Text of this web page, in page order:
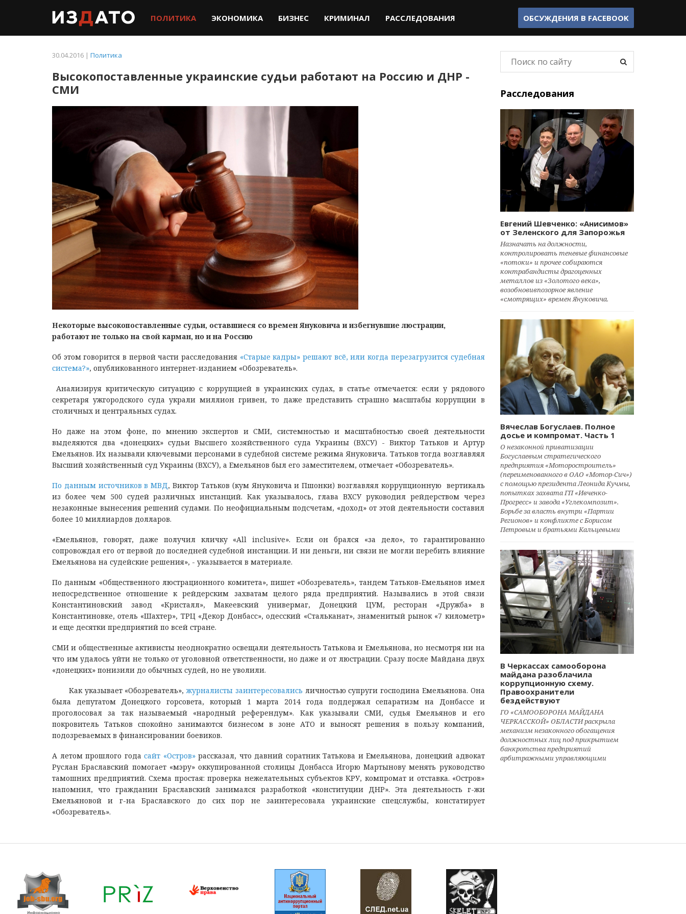
ПОЛИТИКА ЭКОНОМИКА БИЗНЕС КРИМИНАЛ РАССЛЕДОВАНИЯ ОБСУЖДЕНИЯ В FACEBOOK
30.04.2016 | Политика
Высокопоставленные украинские судьи работают на Россию и ДНР -
СМИ
Некоторые высокопоставленные судьи, оставшиеся со времен Януковича и избегнувшие люстрации,
работают не только на свой карман, но и на Россию
Об этом говорится в первой части расследования «Старые кадры» решают всё, или когда перезагрузится судебная
система?», опубликованного интернет-изданием «Обозреватель».
Анализируя критическую ситуацию с коррупцией в украинских судах, в статье отмечается: если у рядового
секретаря ужгородского суда украли миллион гривен, то даже представить страшно масштабы коррупции в
столичных и центральных судах.
Но даже на этом фоне, по мнению экспертов и СМИ, системностью и масштабностью своей деятельности
выделяются два «донецких» судьи Высшего хозяйственного суда Украины (ВХСУ) - Виктор Татьков и Артур
Емельянов. Их называли ключевыми персонами в судебной системе режима Януковича. Татьков тогда возглавлял
Высший хозяйственный суд Украины (ВХСУ), а Емельянов был его заместителем, отмечает «Обозреватель».
По данным источников в МВД, Виктор Татьков (кум Януковича и Пшонки) возглавлял коррупционную вертикаль
из более чем 500 судей различных инстанций. Как указывалось, глава ВХСУ руководил рейдерством через
незаконные вынесения решений судами. По неофициальным подсчетам, «доход» от этой деятельности составил
более 10 миллиардов долларов.
«Емельянов, говорят, даже получил кличку «All inclusive». Если он брался «за дело», то гарантированно
сопровождал его от первой до последней судебной инстанции. И ни деньги, ни связи не могли перебить влияние
Емельянова на судейские решения», - указывается в материале.
По данным «Общественного люстрационного комитета», пишет «Обозреватель», тандем Татьков-Емельянов имел
непосредственное отношение к рейдерским захватам целого ряда предприятий. Назывались в этой связи
Константиновский завод «Кристалл», Макеевский универмаг, Донецкий ЦУМ, ресторан «Дружба» в
Константиновке, отель «Шахтер», ТРЦ «Декор Донбасс», одесский «Стальканат», знаменитый рынок «7 километр»
и еще десятки предприятий по всей стране.
СМИ и общественные активисты неоднократно освещали деятельность Татькова и Емельянова, но несмотря ни на
что им удалось уйти не только от уголовной ответственности, но даже и от люстрации. Сразу после Майдана двух
«донецких» понизили до обычных судей, но не уволили.
Как указывает «Обозреватель»,журналисты заинтересовались личностью супруги господина Емельянова. Она
была депутатом Донецкого горсовета, который 1 марта 2014 года поддержал сепаратизм на Донбассе и
проголосовал за так называемый «народный референдум». Как указывали СМИ, судья Емельянов и его
покровитель Татьков спокойно занимаются бизнесом в зоне АТО и выносят решения в пользу компаний,
подозреваемых в финансировании боевиков.
А летом прошлого годасайт «Остров»рассказал, что давний соратник Татькова и Емельянова, донецкий адвокат
Руслан Браславский помогает «мэру» оккупированной столицы Донбасса Игорю Мартынову менять руководство
тамошних предприятий. Схема простая: проверка нежелательных субъектов КРУ, компромат и отставка. «Остров»
напомнил, что гражданин Браславский занимался разработкой «конституции ДНР». Эта деятельность г-жи
Емельяновой и г-на Браславского до сих пор не заинтересовала украинские спецслужбы, констатирует
«Обозреватель».
Расследования
Евгений Шевченко: «Анисимов»
от Зеленского для Запорожья
Назначать на должности,
контролировать теневые финансовые
«потоки» и прочее собираются
контрабандисты драгоценных
металлов из «Золотого века»,
возобновивпозорное явление
«смотрящих» времен Януковича.
Вячеслав Богуслаев. Полное
досье и компромат. Часть 1
О незаконной приватизации
Богуслаевым стратегического
предприятия «Моторостроитель»
(переименованного в ОАО «Мотор-Сич»)
с помощью президента Леонида Кучмы,
попытках захвата ГП «Ивченко-
Прогресс» и завода «Углекомпозит».
Борьбе за власть внутри «Партии
Регионов» и конфликте с Борисом
Петровым и братьями Кальцевыми
В Черкассах самооборона
майдана разоблачила
коррупционную схему.
Правоохранители
бездействуют
ГО «САМООБОРОНА МАЙДАНА
ЧЕРКАССКОЙ» ОБЛАСТИ раскрыла
механизм незаконного обогащения
должностных лиц под прикрытием
банкротства предприятий
арбитражными управляющими